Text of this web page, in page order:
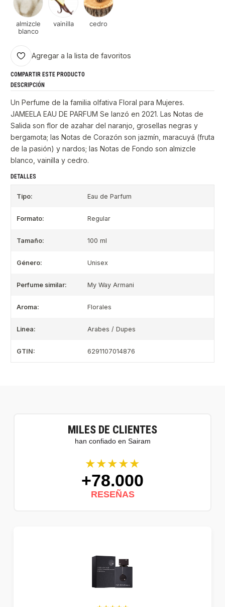
almizcle
blanco
vainilla cedro
Agregar a la lista de favoritos
COMPARTIR ESTE PRODUCTO
DESCRIPCIÓN
Un Perfume de la familia olfativa Floral para Mujeres.
JAMEELA EAU DE PARFUM Se lanzó en 2021. Las Notas de
Salida son flor de azahar del naranjo, grosellas negras y
bergamota; las Notas de Corazón son jazmín, maracuyá (fruta
de la pasión) y nardos; las Notas de Fondo son almizcle
blanco, vainilla y cedro.
DETALLES
Tipo: Eau de Parfum
Formato: Regular
Tamaño: 100 ml
Género: Unisex
Perfume similar: My Way Armani
Aroma: Florales
Linea: Arabes / Dupes
GTIN: 6291107014876
MILES DE CLIENTES
han confiado en Sairam
★★★★★
+78.000
RESEÑAS